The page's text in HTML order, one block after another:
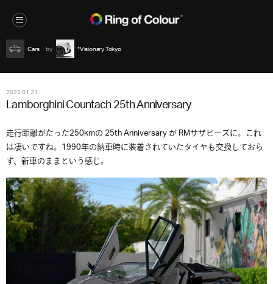
Cars *Visionary Tokyo
2023.01.21
Lamborghini Countach 25th Anniversary
走行距離がたった250kmの 25th Anniversary が RMサザビーズに。これ
は凄いですね。1990年の納車時に装着されていたタイヤも交換しておら
ず、新車のままという感じ。